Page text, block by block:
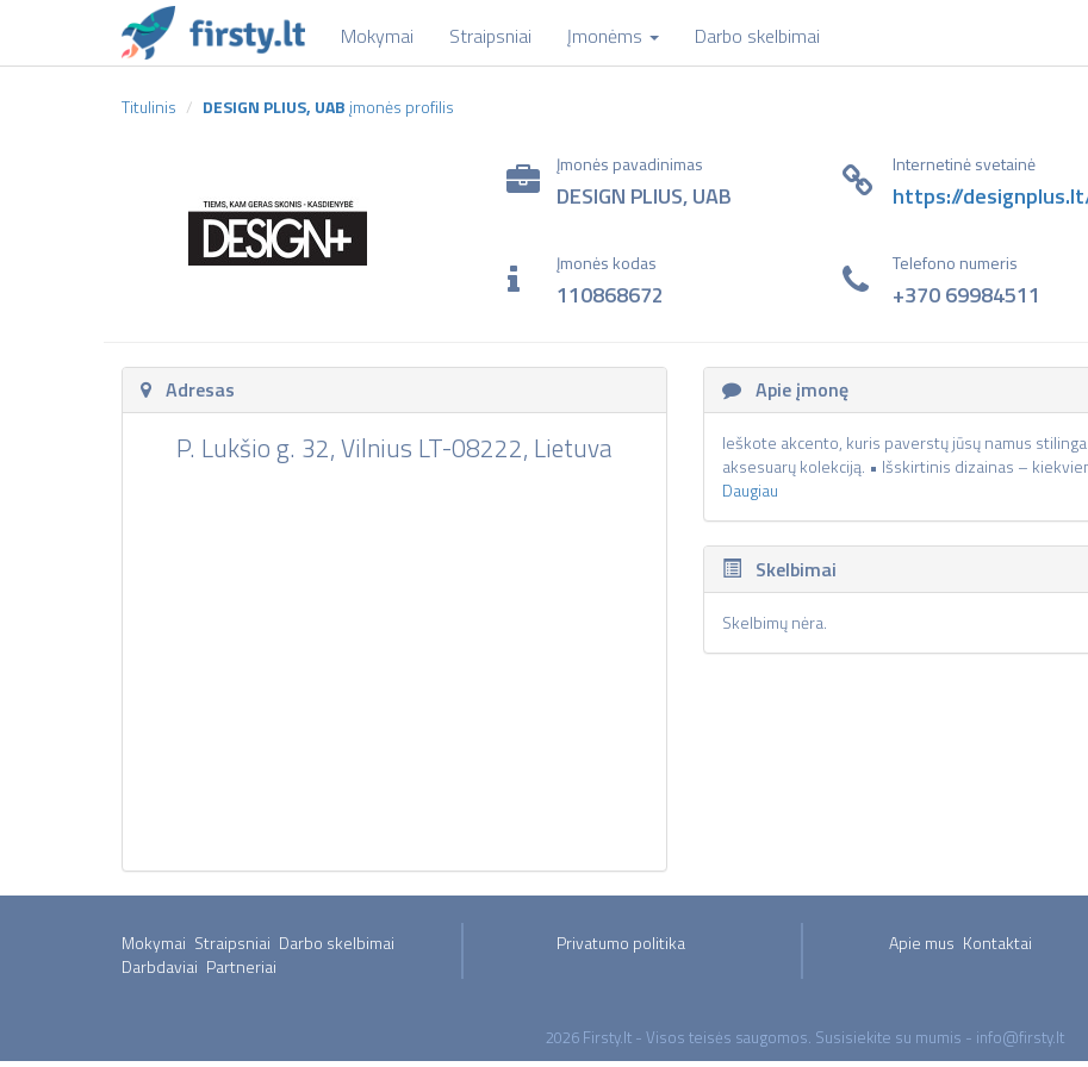
Mokymai Straipsniai Įmonėms Darbo skelbimai
Titulinis DESIGN PLIUS, UAB įmonės profilis
Įmonės pavadinimas
DESIGN PLIUS, UAB
Internetinė svetainė
https://
Įmonės kodas
110868672
Telefono numeris
+370 69984511
Adresas
P. Lukšio g. 32, Vilnius LT-08222, Lietuva
Apie įmonę
Ieškote akcento, kuris paverstų jūsų namus
aksesuarų kolekciją. • Išskirtinis dizainas –
Daugiau
Skelbimai
Skelbimų nėra.
Mokymai Straipsniai Darbo skelbimai
Darbdaviai Partneriai
Privatumo politika Apie mus Kontaktai
2026 Firsty.lt - Visos teisės saugomos. Susisiekite su mumis - info@firsty.lt